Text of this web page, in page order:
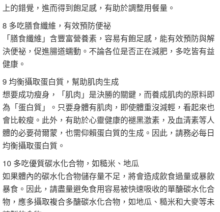
上的錯覺，進而得到飽足感，有助於調整用餐量。
8 多吃膳食纖維，有效預防便祕
「膳食纖維」含豐富營養素，容易有飽足感，能有效預防與解
決便祕，促進腸道蠕動。不論各位是否正在減肥，多吃皆有益
健康。
9 均衡攝取蛋白質，幫助肌肉生成
想要成功瘦身，「肌肉」是決勝的關鍵，而養成肌肉的原料即
為「蛋白質」。只要身體有肌肉，即使體重沒減輕，看起來也
會比較瘦。此外，有助於心靈健康的褪黑激素，及血清素等人
體的必要荷爾蒙，也需仰賴蛋白質的生成。因此，請務必每日
均衡攝取蛋白質。
10 多吃優質碳水化合物，如糙米、地瓜
如果體內的碳水化合物儲存量不足，將會造成飲食過量或暴飲
暴食。因此，請盡量避免食用容易被快速吸收的單醣碳水化合
物，應多攝取複合多醣碳水化合物，如地瓜、糙米和大麥等未